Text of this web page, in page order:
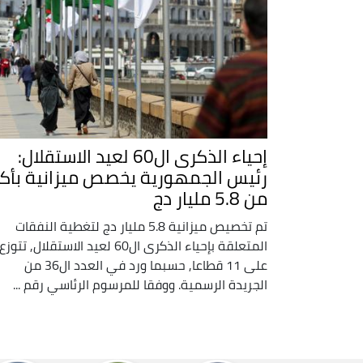
إحياء الذكرى ال60 لعيد الاستقلال:
رئيس الجمهورية يخصص ميزانية
من 5.8 مليار دج
تم تخصيص ميزانية 5.8 مليار دج لتغطية النفقات
المتعلقة بإحياء الذكرى ال60 لعيد الاستقلال, تتوزع
على 11 قطاعا, حسبما ورد في العدد ال36 من
الجريدة الرسمية. ووفقا للمرسوم الرئاسي رقم ...